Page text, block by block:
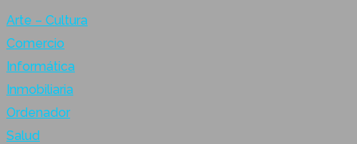
Arte – Cultura
Comercio
Informática
Inmobiliaria
Ordenador
Salud